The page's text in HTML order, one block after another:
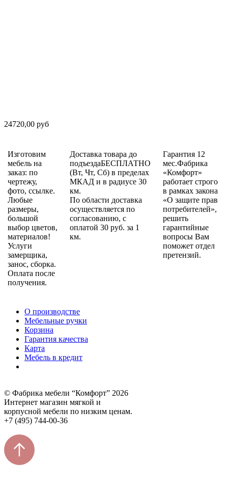
24720,00 руб
Изготовим
мебель на
заказ: по
чертежу,
фото, ссылке.
Любые
размеры,
большой
выбор цветов,
материалов!
Услуги
замерщика,
занос, сборка.
Оплата после
получения.
Доставка товара до
подъездаБЕСПЛАТНО
(Вт, Чт, Сб) в пределах
МКАД и в радиусе 30
км.
По области доставка
осуществляется по
согласованию, с
оплатой 30 руб. за 1
км.
Гарантия 12
мес.Фабрика
«Комфорт»
работает строго
в рамках закона
«О защите прав
потребителей»,
решить
гарантийные
вопросы Вам
поможет отдел
претензий.
О производстве
Мебельные ручки
Корзина
Гарантия качества
Карта
Мебель в кредит
© Фабрика мебели “Комфорт” 2026
Интернет магазин мягкой и
корпусной мебели по низким ценам.
+7 (495) 744-00-36